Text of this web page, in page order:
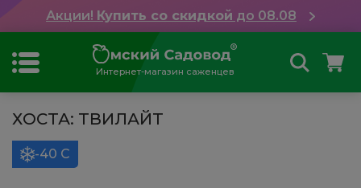
Акции! Купить со скидкой до 08.08
Интернет-магазин саженцев
ХОСТА: ТВИЛАЙТ
-40 С